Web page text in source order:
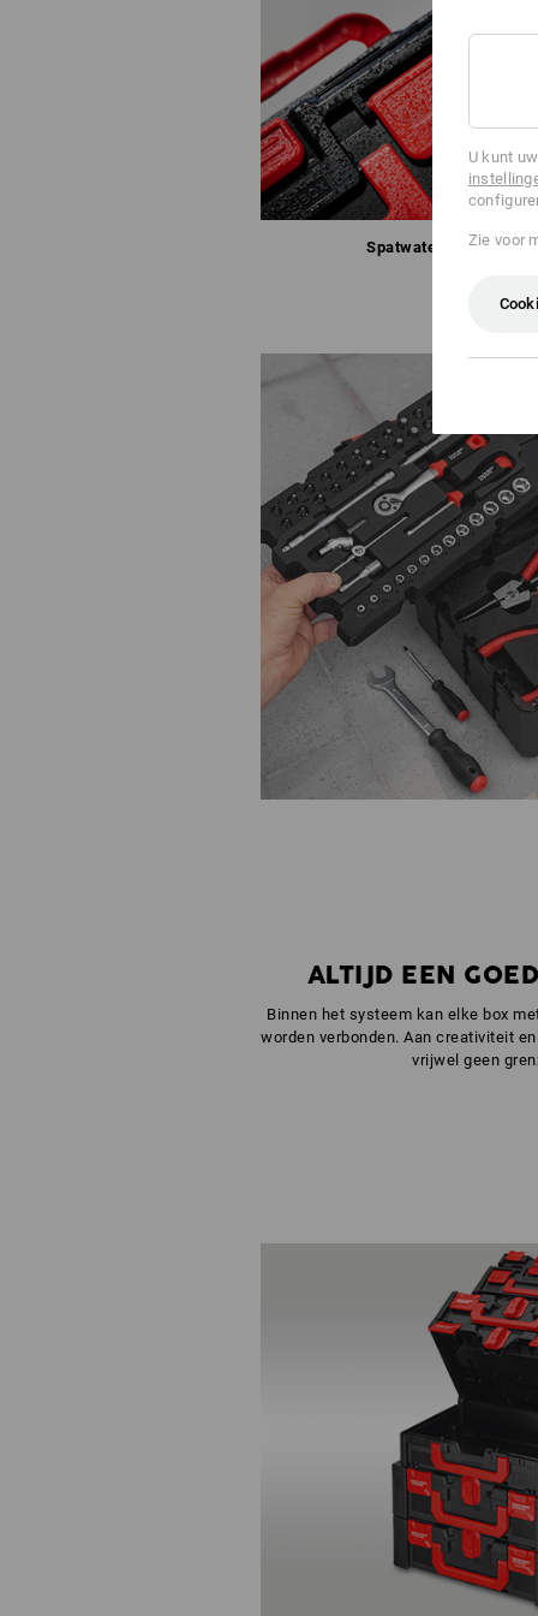
Spatwaterdicht
ALTIJD EEN
Binnen het systeem kan elke box
worden verbonden. Aan creativiteit
vrijwel geen
U kunt
Zie voor